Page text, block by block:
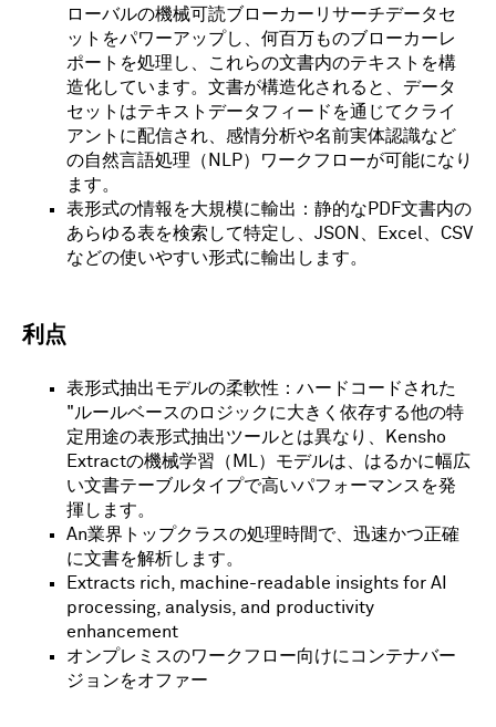
ローバルの機械可読ブローカーリサーチデータセ
ットをパワーアップし、何百万ものブローカーレ
ポートを処理し、これらの文書内のテキストを構
造化しています。文書が構造化されると、データ
セットはテキストデータフィードを通じてクライ
アントに配信され、感情分析や名前実体認識など
の自然言語処理（NLP）ワークフローが可能になり
ます。
表形式の情報を大規模に輸出：静的なPDF文書内の
あらゆる表を検索して特定し、JSON、Excel、CSV
などの使いやすい形式に輸出します。
利点
表形式抽出モデルの柔軟性：ハードコードされた
"ルールベースのロジックに大きく依存する他の特
定用途の表形式抽出ツールとは異なり、Kensho
Extractの機械学習（ML）モデルは、はるかに幅広
い文書テーブルタイプで高いパフォーマンスを発
揮します。
An業界トップクラスの処理時間で、迅速かつ正確
に文書を解析します。
Extracts rich, machine-readable insights for AI
processing, analysis, and productivity
enhancement
オンプレミスのワークフロー向けにコンテナバー
ジョンをオファー